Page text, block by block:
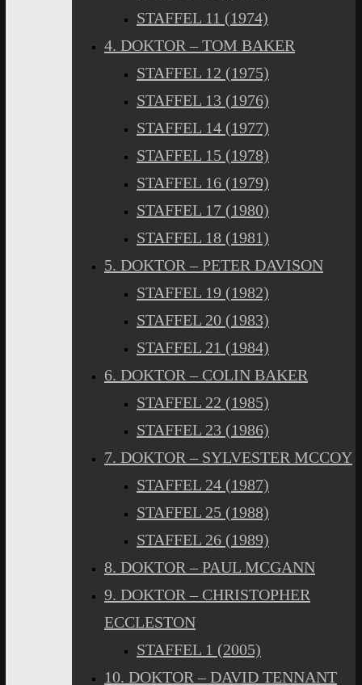
STAFFEL 11 (1974)
4. DOKTOR – TOM BAKER
STAFFEL 12 (1975)
STAFFEL 13 (1976)
STAFFEL 14 (1977)
STAFFEL 15 (1978)
STAFFEL 16 (1979)
STAFFEL 17 (1980)
STAFFEL 18 (1981)
5. DOKTOR – PETER DAVISON
STAFFEL 19 (1982)
STAFFEL 20 (1983)
STAFFEL 21 (1984)
6. DOKTOR – COLIN BAKER
STAFFEL 22 (1985)
STAFFEL 23 (1986)
7. DOKTOR – SYLVESTER MCCOY
STAFFEL 24 (1987)
STAFFEL 25 (1988)
STAFFEL 26 (1989)
8. DOKTOR – PAUL MCGANN
9. DOKTOR – CHRISTOPHER
ECCLESTON
STAFFEL 1 (2005)
10. DOKTOR – DAVID TENNANT